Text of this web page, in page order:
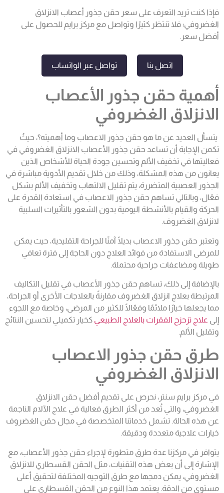
فإذا كنت تريد التعرف على سعر حقن جذور أعصاب الانزلاق
الغضروفي؛ فلا تنتظر كثيرًا وتواصل مع مركز برايم للحصول على
أفضل سعر.
اتصل بنا تواصل عبر الواتساب
أهمية حقن جذور الأعصاب
الانزلاق الغضروفي
يتسأل العديد عن ما هو حقن جذور الاعصاب وما أهميته؟، حيثُ
تكمن الإجابة أن تساعد حقن جذور الأعصاب الانزلاق الغضروفي في
فعاليتها في تخفيف الألم وتحسين جودة الحياة للأشخاص الذين
يعانون من هذه المشكلة، وذلك من خلال تقديم الأدوية مباشرة في
الجذور العصبية المتضررة، يتم تقليل الالتهاب وتخفيف الألم بشكل
فعّال، وبالتالي تساهم حقن جذور الاعصاب في استعادة القدرة على
الحركة والقيام بالأنشطة اليومية بدون الشعور بالتأثيرات السلبية
لانزلاق الغضروف.
وتعتبر حقن جذور الاعصاب بديلًا آمنًا للجراحة التقليدية، حيث يمكن
للمرضى الاستفادة من فوائد العلاج دون الحاجة إلى فترة تعافي
طويلة ومضاعفات جراحية محتملة.
بالإضافة إلى ذلك، تساهم حقن جذور الأعصاب في تقليل التكاليف
المرتبطة بعلاج انزلاق الغضروف مقارنةً بالعلاجات الأخرى أو الجراحة،
مما يجعلها خيارًا ملائمًا وفعّالًا للكثير من المرضى، وخاصة مع اللجوء
إلى علاج تزحزح الفقرات بالعلاج الطبيعي كخيار تكميلي لتحسين النتائج
وتقليل الألم.
طرق حقن جذور الاعصاب
الانزلاق الغضروفي
في مركز برايم سنتر، نحرص على تقديم أفضل حقن الانزلاق
الغضروفي، والتي تُعد من أكثر الطرق فعالية في علاج الآلام الناجمة
عن هذه الحالة. تشمل خدماتنا المتخصصة في مجال حقن الغضروف
خيارات علاجية متعددة ودقيقة.
يتوافر في مركزنا عدة طرق متطورة لإجراء حقن جذور الأعصاب، مع
الإشارة إلى أن بعض هذه التقنيات، مثل الحقن القسطاري للانزلاق
الغضروفي، يمكن دمجها مع طرق التوجيه المختلفة لتحقيق أعلى
مستوى من الدقة. يعتمد هذا النوع من الحقن القسطاري على